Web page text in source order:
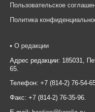
Пользовательское
Политика
• О редакции
Адрес редакции: 185031,
65.
Телефон: +7 (814-2) 76-54-
Факс: +7 (814-2) 76-35-96.